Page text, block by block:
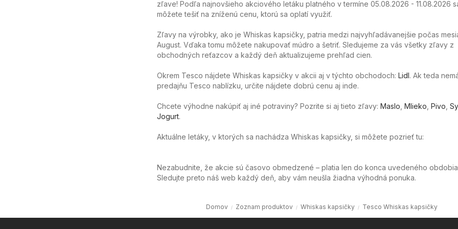
zľave! Podľa najnovšieho akciového letáku platného v termíne 05.08.2026 - 11.08.2026
môžete tešiť na zníženú cenu, ktorú sa oplatí využiť.
Zľavy na výrobky, ako je Whiskas kapsičky, patria medzi najvyhľadávanejšie počas
August. Vďaka tomu môžete nakupovať múdro a šetriť. Sledujeme za vás všetky zľavy z
obchodných reťazcov a každý deň aktualizujeme prehľad cien.
Okrem Tesco nájdete Whiskas kapsičky v akcii aj v týchto obchodoch: Lidl. Ak teda
predajňu Tesco nablízku, určite nájdete dobrú cenu aj inde.
Chcete výhodne nakúpiť aj iné potraviny? Pozrite si aj tieto zľavy: Maslo Mlieko Pivo
Jogurt.
Aktuálne letáky, v ktorých sa nachádza Whiskas kapsičky, si môžete pozrieť tu:
Nezabudnite, že akcie sú časovo obmedzené – platia len do konca uvedeného
Sledujte preto náš web každý deň, aby vám neušla žiadna výhodná ponuka.
Domov Zoznam produktov Whiskas kapsičky Tesco Whiskas kapsičky